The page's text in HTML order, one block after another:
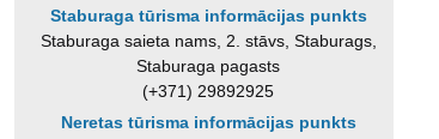
Staburaga tūrisma informācijas punkts
Staburaga saieta nams, 2. stāvs, Staburags,
Staburaga pagasts
(+371) 29892925
Neretas tūrisma informācijas punkts